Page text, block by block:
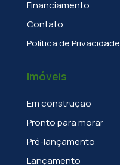
Financiamento
Contato
Política de Privacidade
Imóveis
Em construção
Pronto para morar
Pré-lançamento
Lançamento